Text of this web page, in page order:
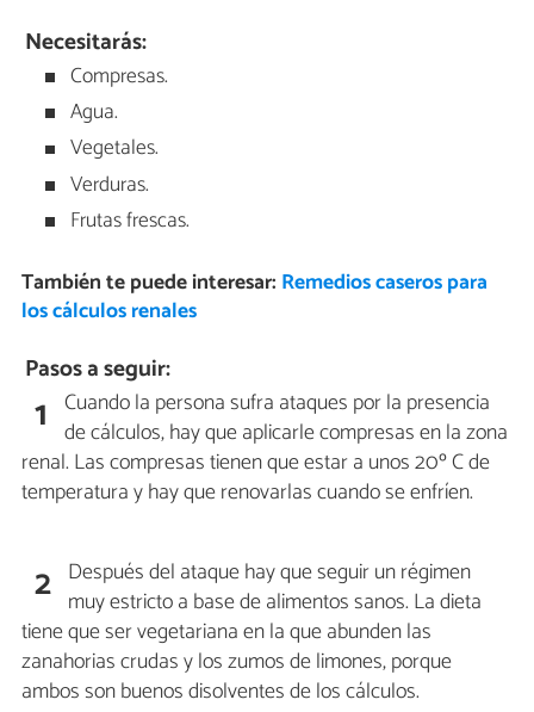
Necesitarás:
Compresas.
Agua.
Vegetales.
Verduras.
Frutas frescas.
También te puede interesar: Remedios caseros para
los cálculos renales
Pasos a seguir:
1 Cuando la persona sufra ataques por la presencia
de cálculos, hay que aplicarle compresas en la zona
renal. Las compresas tienen que estar a unos 20º C de
temperatura y hay que renovarlas cuando se enfríen.
2 Después del ataque hay que seguir un régimen
muy estricto a base de alimentos sanos. La dieta
tiene que ser vegetariana en la que abunden las
zanahorias crudas y los zumos de limones, porque
ambos son buenos disolventes de los cálculos.